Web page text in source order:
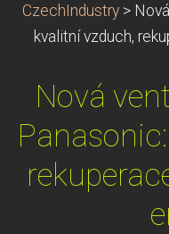
CzechIndustry >
kvalitní vzduch,
Nová